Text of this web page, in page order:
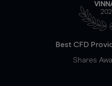
Best CFD
Shares